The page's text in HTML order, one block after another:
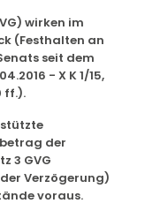
wirken im
(Festhalten an
seit dem
- X K 1/15,
ff.).
der
3 GVG
Verzögerung)
voraus.